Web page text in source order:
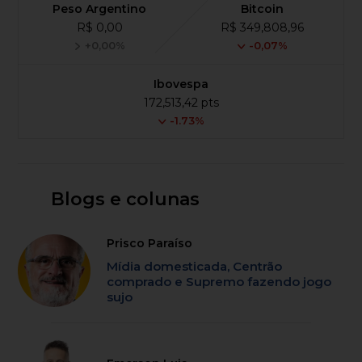
Peso Argentino
R$ 0,00
+0,00%
Bitcoin
R$ 349,808,96
-0,07%
Ibovespa
172,513,42 pts
-1.73%
Blogs e colunas
Prisco Paraíso
Mídia domesticada, Centrão
comprado e Supremo fazendo jogo
sujo